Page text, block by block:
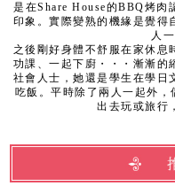
是在Share House的BBQ烤肉
印象。實際變熟的機緣是覺得
人
之後剛好身體不舒服在家休息
功課、一起下廚・・・漸漸的
社會人士，她還是學生在學日
吃飯。平時除了兩人一起外，
出去玩或旅行